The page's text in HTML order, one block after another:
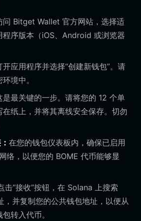
问 Bitget Wallet 官方网站，选择适
程序版本（iOS、Android 或浏览器
开应用程序并选择“创建新钱包”。请
境中。
是最关键的一步。请将您的 12 个单
纸上，并将其离线安全保存。切勿
在您的钱包仪表板内，确保已启用
络，以便您的 BOME 代币能够显
击“接收”按钮，在 Solana 上搜索
，并复制您的公共钱包地址，以便从
转入代币。